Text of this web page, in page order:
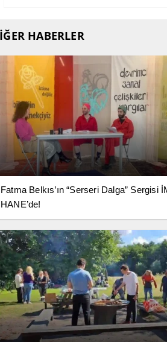
HABERLER
Fatma Belkıs’ın “Serseri Dalga” Sergisi
HANE’de!